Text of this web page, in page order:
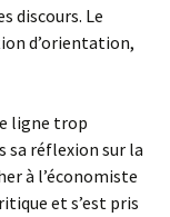
discours. Le
d’orientation,
ligne trop
sa réflexion sur la
à l’économiste
et s’est pris